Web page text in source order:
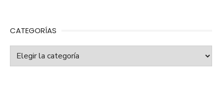
CATEGORÍAS
Categorías